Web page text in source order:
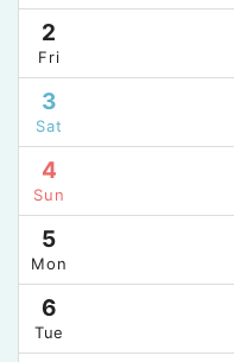
2
Fri
3
Sat
4
Sun
5
Mon
6
Tue